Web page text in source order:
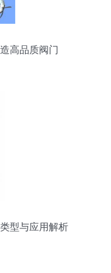
高品质阀门
型与应用解析